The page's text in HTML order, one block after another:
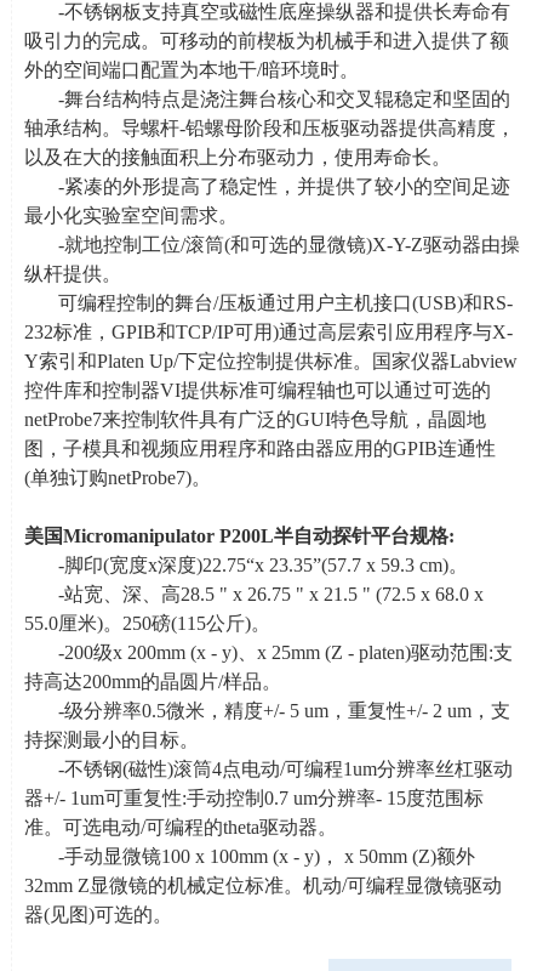
-不锈钢板支持真空或磁性底座操纵器和提供长寿命有
吸引力的完成。可移动的前楔板为机械手和进入提供了额
外的空间端口配置为本地干/暗环境时。
-舞台结构特点是浇注舞台核心和交叉辊稳定和坚固的
轴承结构。导螺杆-铅螺母阶段和压板驱动器提供高精度，
以及在大的接触面积上分布驱动力，使用寿命长。
-紧凑的外形提高了稳定性，并提供了较小的空间足迹
最小化实验室空间需求。
-就地控制工位/滚筒(和可选的显微镜)X-Y-Z驱动器由操
纵杆提供。
可编程控制的舞台/压板通过用户主机接口(USB)和RS-
232标准， GPIB和TCP/IP可用)通过高层索引应用程序与X-
Y索引和Platen Up/下定位控制提供标准。国家仪器Labview
控件库和控制器VI提供标准可编程轴也可以通过可选的
netProbe7来控制软件具有广泛的GUI特色导航，晶圆地
图，子模具和视频应用程序和路由器应用的GPIB连通性
(单独订购netProbe7)。
美国Micromanipulator P200L半自动探针平台规格:
-脚印(宽度x深度)22.75“x 23.35”(57.7 x 59.3 cm)。
-站宽、深、高28.5 " x 26.75 " x 21.5 " (72.5 x 68.0 x
55.0厘米)。 250磅(115公斤)。
-200级x 200mm (x - y)、 x 25mm (Z - platen)驱动范围 :支
持高达200mm的晶圆片/样品。
-级分辨率0.5微米，精度+/- 5 um，重复性+/- 2 um，支
持探测最小的目标。
-不锈钢(磁性)滚筒4点电动/可编程1um分辨率丝杠驱动
器+/- 1um可重复性:手动控制 0.7 um分辨率- 15度范围标
准。可选电动/可编程的theta驱动器。
-手动显微镜100 x 100mm (x - y)， x 50mm (Z)额外
32mm Z显微镜的机械定位标准。机动/可编程显微镜驱动
器(见图)可选的。